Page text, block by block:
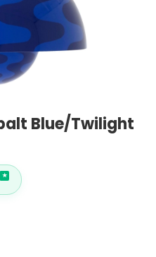
Blue/Twilight
★